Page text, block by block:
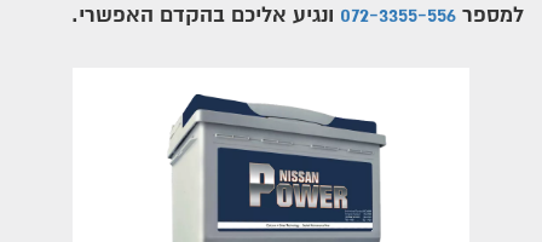
למספר 072-3355-556 ונגיע אליכם בהקדם האפשרי.